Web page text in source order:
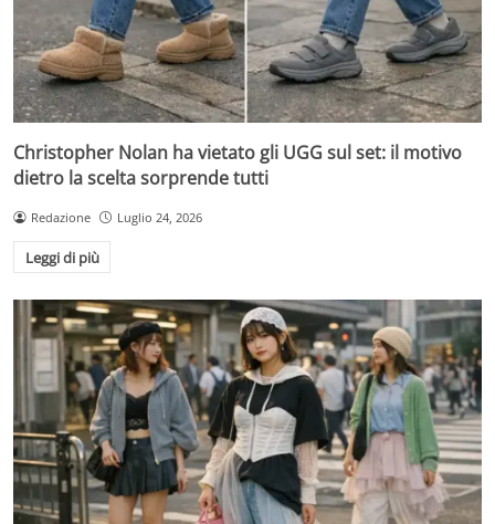
Christopher Nolan ha vietato gli UGG sul set: il motivo
dietro la scelta sorprende tutti
Redazione Luglio 24, 2026
Leggi di più